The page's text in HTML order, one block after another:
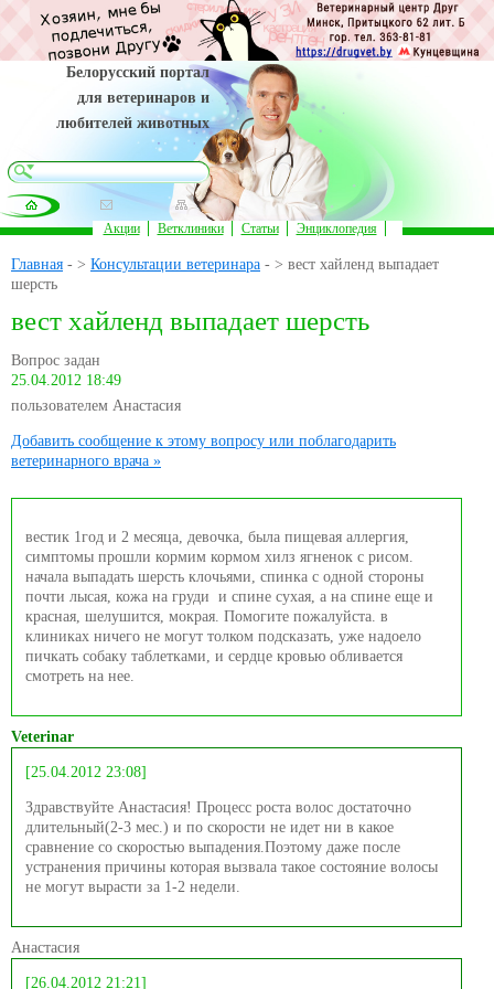
Белорусский портал
для ветеринаров и
любителей животных
Главная - > Консультации ветеринара - > вест хайленд выпадает
шерсть
вест хайленд выпадает шерсть
Вопрос задан
25.04.2012 18:49
пользователем Анастасия
Добавить сообщение к этому вопросу или поблагодарить
ветеринарного врача »
вестик 1год и 2 месяца, девочка, была пищевая аллергия,
симптомы прошли кормим кормом хилз ягненок с рисом.
начала выпадать шерсть клочьями, спинка с одной стороны
почти лысая, кожа на груди и спине сухая, а на спине еще и
красная, шелушится, мокрая. Помогите пожалуйста. в
клиниках ничего не могут толком подсказать, уже надоело
пичкать собаку таблетками, и сердце кровью обливается
смотреть на нее.
Veterinar
[25.04.2012 23:08]
Здравствуйте Анастасия! Процесс роста волос достаточно
длительный(2-3 мес.) и по скорости не идет ни в какое
сравнение со скоростью выпадения.Поэтому даже после
устранения причины которая вызвала такое состояние волосы
не могут вырасти за 1-2 недели.
Анастасия
[26.04.2012 21:21]
Акции Ветклиники Статьи Энциклопедия